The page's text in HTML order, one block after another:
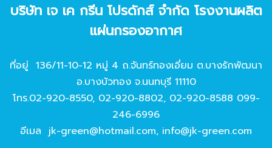
บริษัท เจ เค กรีน โปรดักส์ จํากัด โรงงานผลิต
แผ่นกรองอากาศ
ที่อยู่ 136/11-10-12 หมู่ 4 ถ.จันทร์ทองเอี่ยม ต.บางรักพัฒนา
อ.บางบัวทอง จ.นนทบุรี 11110
โทร.02-920-8550, 02-920-8802, 02-920-8588 099-
246-6996
อีเมล jk-green@hotmail.com, info@jk-green.com